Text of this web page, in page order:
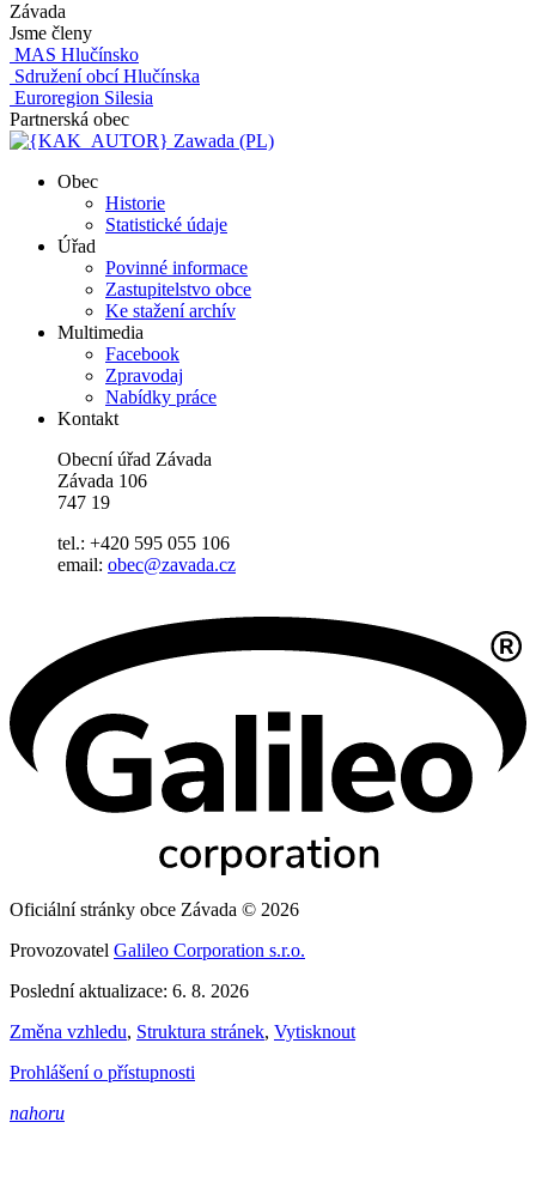
Závada
Jsme členy
MAS Hlučínsko
Sdružení obcí Hlučínska
Euroregion Silesia
Partnerská obec
Zawada (PL)
Obec
Historie
Statistické údaje
Úřad
Povinné informace
Zastupitelstvo obce
Ke stažení archív
Multimedia
Facebook
Zpravodaj
Nabídky práce
Kontakt
Obecní úřad Závada
Závada 106
747 19
tel.: +420 595 055 106
email: obec@zavada.cz
Oficiální stránky obce Závada © 2026
Provozovatel Galileo Corporation s.r.o.
Poslední aktualizace: 6. 8. 2026
Změna vzhledu, Struktura stránek, Vytisknout
Prohlášení o přístupnosti
nahoru